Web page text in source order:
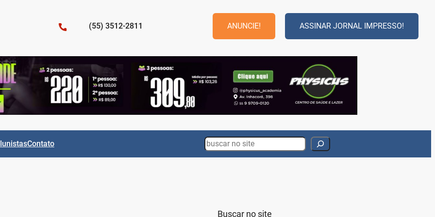
(55) 3512-2811 ANUNCIE! ASSINAR JORNAL IMPRESSO!
Contato Search
Buscar no site